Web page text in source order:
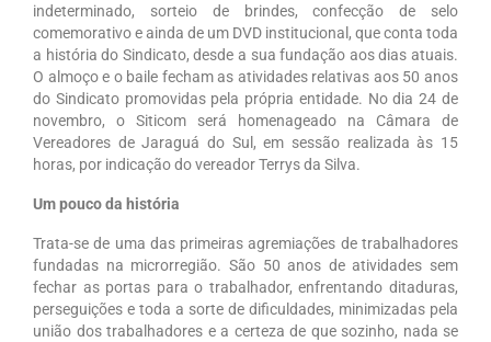
Boletins
Artigo
Informativos
Notícias
Saiba Mais
Campanhas
Documentos para Homologação
Outros
indeterminado, sorteio de brindes, confecção de selo
comemorativo e ainda de um DVD institucional, que conta toda
a história do Sindicato, desde a sua fundação aos dias atuais.
O almoço e o baile fecham as atividades relativas aos 50 anos
do Sindicato promovidas pela própria entidade. No dia 24 de
novembro, o Siticom será homenageado na Câmara de
Vereadores de Jaraguá do Sul, em sessão realizada às 15
horas, por indicação do vereador Terrys da Silva.
Um pouco da história
Trata-se de uma das primeiras agremiações de trabalhadores
fundadas na microrregião. São 50 anos de atividades sem
fechar as portas para o trabalhador, enfrentando ditaduras,
perseguições e toda a sorte de dificuldades, minimizadas pela
união dos trabalhadores e a certeza de que sozinho, nada se